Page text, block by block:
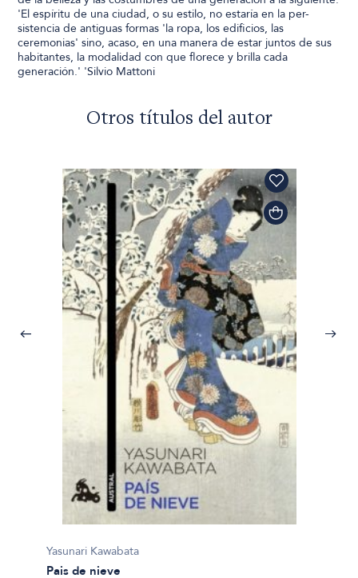
'El espíritu de una ciudad, o su estilo, no estaría en la per-
sistencia de antiguas formas 'la ropa, los edificios, las
ceremonias' sino, acaso, en una manera de estar juntos de sus
habitantes, la modalidad con que florece y brilla cada
generación.' 'Silvio Mattoni
Otros títulos del autor
Yasunari Kawabata
Pais de nieve